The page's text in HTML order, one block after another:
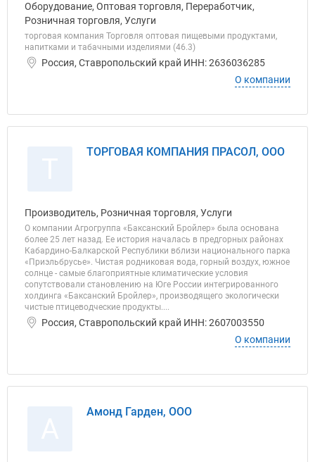
Оборудование, Оптовая торговля, Переработчик,
Розничная торговля, Услуги
торговая компания Торговля оптовая пищевыми продуктами,
напитками и табачными изделиями (46.3)
Россия, Ставропольский край ИНН: 2636036285
О компании
ТОРГОВАЯ КОМПАНИЯ ПРАСОЛ, ООО
Производитель, Розничная торговля, Услуги
О компании Агрогруппа «Баксанский Бройлер» была основана
более 25 лет назад. Ее история началась в предгорных районах
Кабардино-Балкарской Республики вблизи национального парка
«Приэльбрусье». Чистая родниковая вода, горный воздух, южное
солнце - самые благоприятные климатические условия
сопутствовали становлению на Юге России интегрированного
холдинга «Баксанский Бройлер», производящего экологически
чистые птицеводческие продукты....
Россия, Ставропольский край ИНН: 2607003550
О компании
Амонд Гарден, ООО